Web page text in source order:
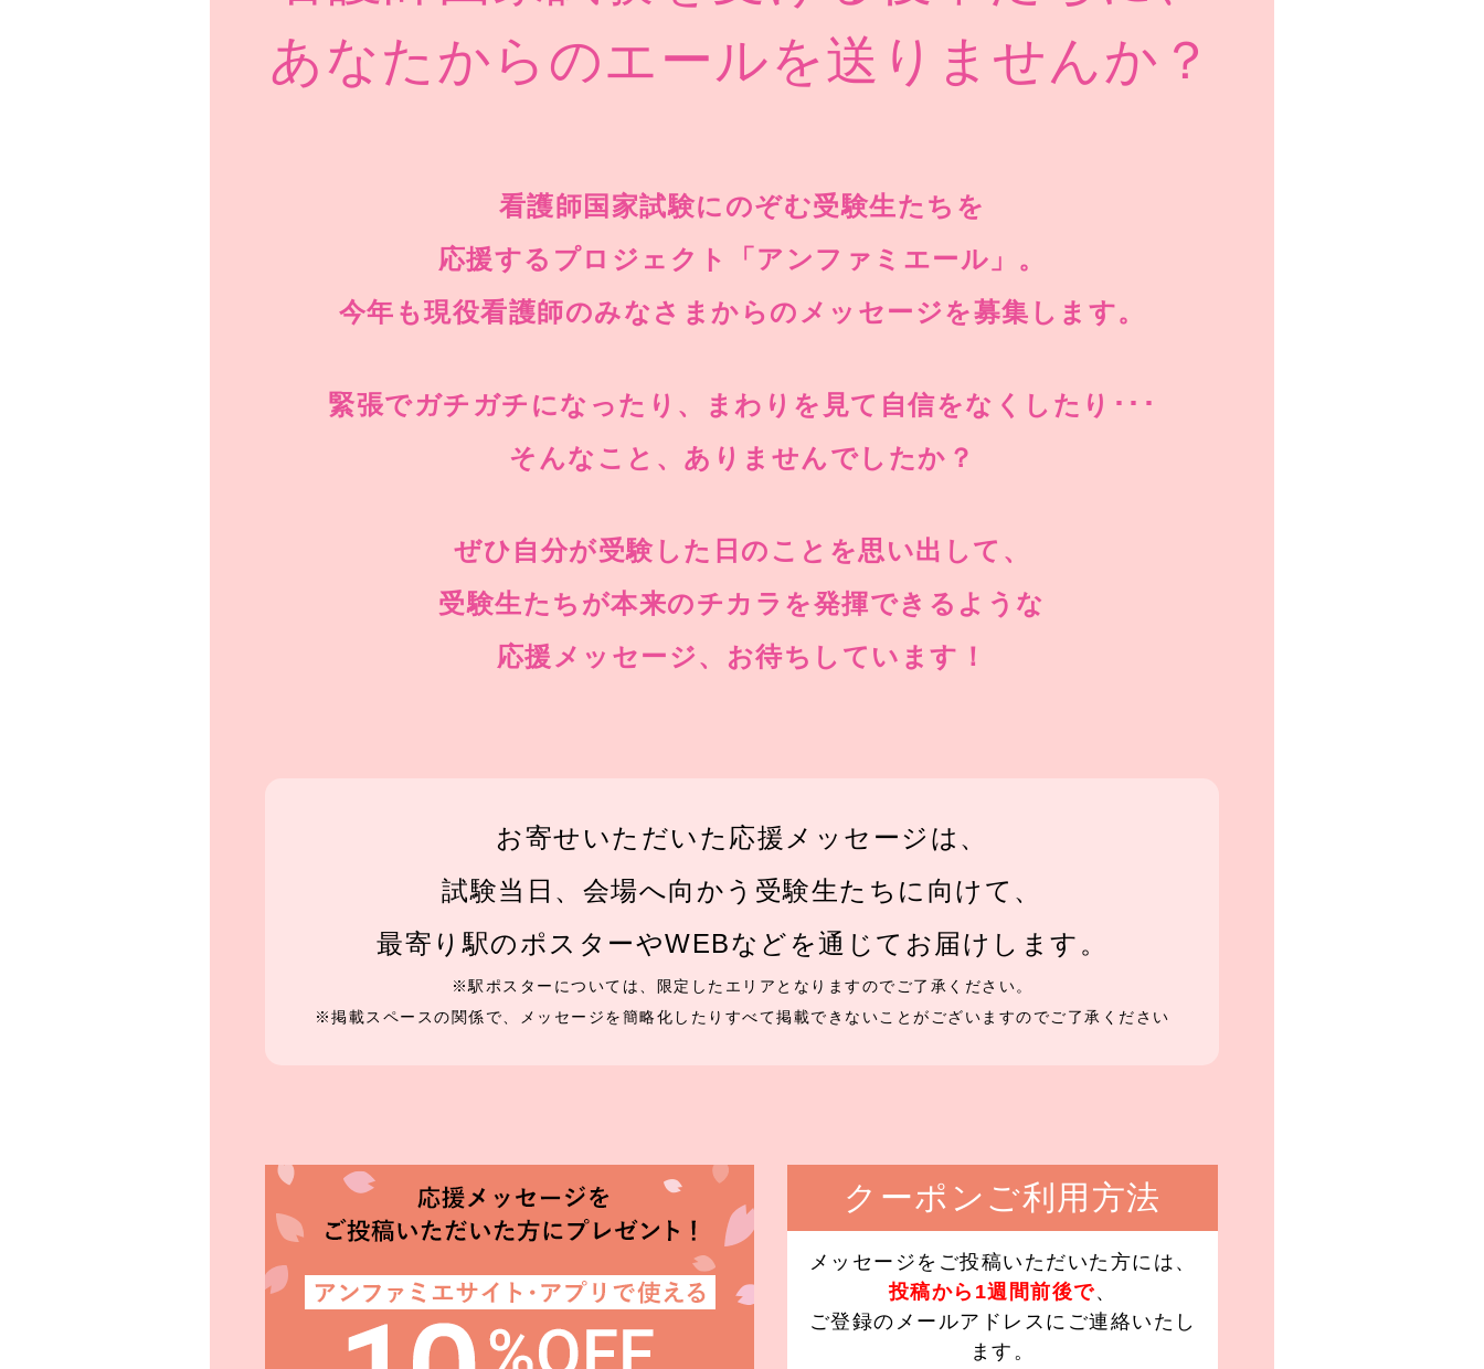
あなたからのエールを送りませんか？
看護師国家試験にのぞむ受験生たちを
応援するプロジェクト「アンファミエール」。
今年も現役看護師のみなさまからのメッセージを募集します。
緊張でガチガチになったり、まわりを見て自信をなくしたり･･･
そんなこと、ありませんでしたか？
ぜひ自分が受験した日のことを思い出して、
受験生たちが本来のチカラを発揮できるような
応援メッセージ、お待ちしています！
お寄せいただいた応援メッセージは、
試験当日、会場へ向かう受験生たちに向けて、
最寄り駅のポスターやWEBなどを通じてお届けします。
※駅ポスターについては、限定したエリアとなりますのでご了承ください。
※掲載スペースの関係で、メッセージを簡略化したりすべて掲載できないことがございますのでご了承ください
クーポンご利用方法
メッセージをご投稿いただいた方には、
投稿から1週間前後で、
ご登録のメールアドレスにご連絡いたし
ます。